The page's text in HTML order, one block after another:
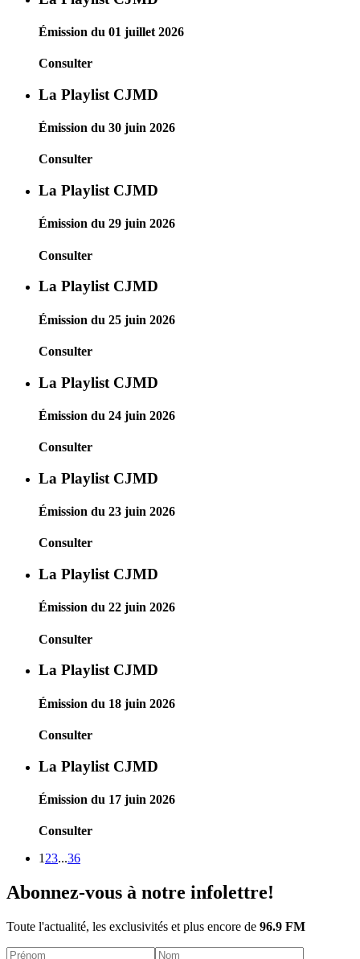
Émission du 01 juillet 2026
Consulter
La Playlist CJMD
Émission du 30 juin 2026
Consulter
La Playlist CJMD
Émission du 29 juin 2026
Consulter
La Playlist CJMD
Émission du 25 juin 2026
Consulter
La Playlist CJMD
Émission du 24 juin 2026
Consulter
La Playlist CJMD
Émission du 23 juin 2026
Consulter
La Playlist CJMD
Émission du 22 juin 2026
Consulter
La Playlist CJMD
Émission du 18 juin 2026
Consulter
La Playlist CJMD
Émission du 17 juin 2026
Consulter
1 23...36
Abonnez-vous à notre infolettre!
Toute l'actualité, les exclusivités et plus encore de 96.9 FM